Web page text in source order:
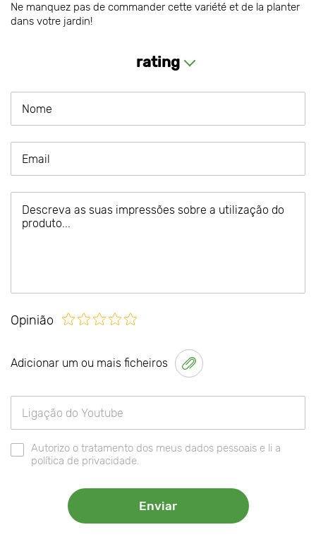
Ne manquez pas de commander cette variété et de la planter
dans votre jardin!
rating
Opinião
Adicionar um ou mais ficheiros
Autorizo o tratamento dos meus dados pessoais e li a
política de privacidade.